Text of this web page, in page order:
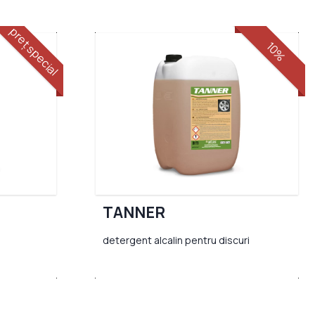
preț special 10%
TANNER
detergent alcalin pentru discuri